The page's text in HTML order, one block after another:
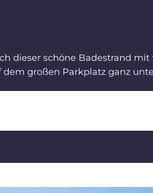
dieser schöne Badestrand
großen Parkplatz ganz